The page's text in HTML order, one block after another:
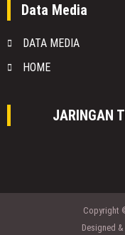
Data Media
DATA MEDIA
HOME
JARINGAN
Copyright
Designed